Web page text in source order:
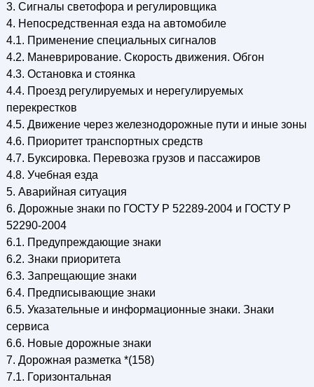
3. Сигналы светофора и регулировщика
4. Непосредственная езда на автомобиле
4.1. Применение специальных сигналов
4.2. Маневрирование. Скорость движения. Обгон
4.3. Остановка и стоянка
4.4. Проезд регулируемых и нерегулируемых
перекрестков
4.5. Движение через железнодорожные пути и иные зоны
4.6. Приоритет транспортных средств
4.7. Буксировка. Перевозка грузов и пассажиров
4.8. Учебная езда
5. Аварийная ситуация
6. Дорожные знаки по ГОСТУ Р 52289-2004 и ГОСТУ Р
52290-2004
6.1. Предупреждающие знаки
6.2. Знаки приоритета
6.3. Запрещающие знаки
6.4. Предписывающие знаки
6.5. Указательные и информационные знаки. Знаки
сервиса
6.6. Новые дорожные знаки
7. Дорожная разметка *(158)
7.1. Горизонтальная